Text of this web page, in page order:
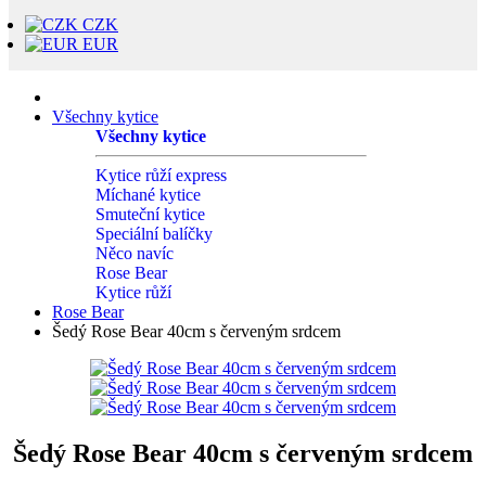
CZK
EUR
Všechny kytice
Všechny kytice
Kytice růží express
Míchané kytice
Smuteční kytice
Speciální balíčky
Něco navíc
Rose Bear
Kytice růží
Rose Bear
Šedý Rose Bear 40cm s červeným srdcem
Šedý Rose Bear 40cm s červeným srdcem